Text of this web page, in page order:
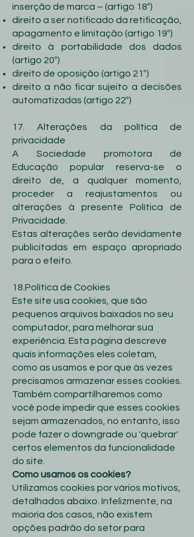
inserção de marca – (artigo 18º)
direito a ser notificado da retificação,
apagamento e limitação (artigo 19º)
direito à portabilidade dos dados
(artigo 20º)
direito de oposição (artigo 21º)
direito a não ficar sujeito a decisões
automatizadas (artigo 22º)
17. Alterações da política de
privacidade
A Sociedade promotora de
Educação popular reserva-se o
direito de, a qualquer momento,
proceder a reajustamentos ou
alterações à presente Política de
Privacidade.
Estas alterações serão devidamente
publicitadas em espaço apropriado
para o efeito.
18.Política de Cookies
Este site usa cookies, que são
pequenos arquivos baixados no seu
computador, para melhorar sua
experiência. Esta página descreve
quais informações eles coletam,
como as usamos e por que às vezes
precisamos armazenar esses cookies.
Também compartilharemos como
você pode impedir que esses cookies
sejam armazenados, no entanto, isso
pode fazer o downgrade ou 'quebrar'
certos elementos da funcionalidade
do site.
Como usamos os cookies?
Utilizamos cookies por vários motivos,
detalhados abaixo. Infelizmente, na
maioria dos casos, não existem
opções padrão do setor para